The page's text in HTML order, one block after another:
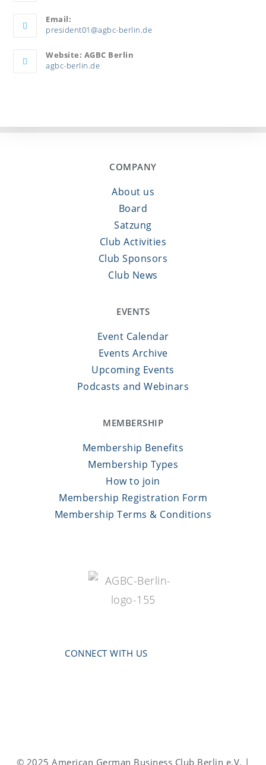
Email:
president01@agbc-berlin.de
Website: AGBC Berlin
agbc-berlin.de
COMPANY
About us
Board
Satzung
Club Activities
Club Sponsors
Club News
EVENTS
Event Calendar
Events Archive
Upcoming Events
Podcasts and Webinars
MEMBERSHIP
Membership Benefits
Membership Types
How to join
Membership Registration Form
Membership Terms & Conditions
CONNECT WITH US
© 2025 American German Business Club Berlin e.V. |